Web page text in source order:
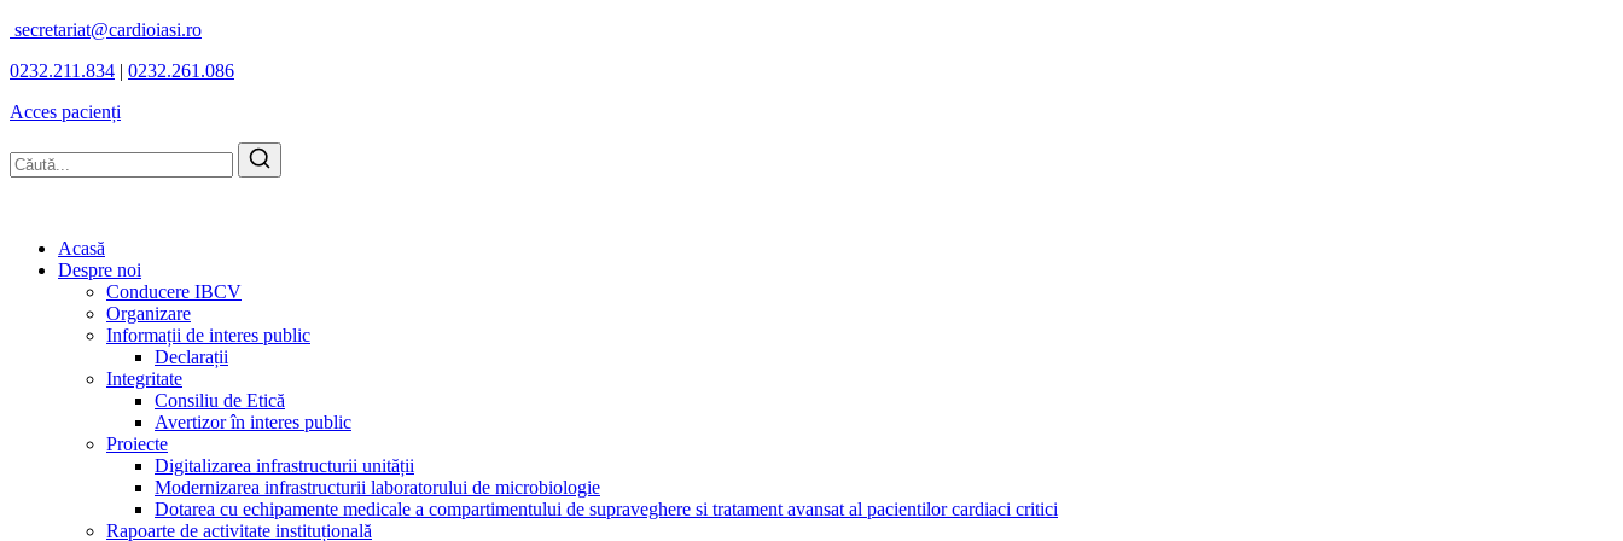
secretariat@cardioiasi.ro
0232.211.834 | 0232.261.086
Acces pacienți
Acasă
Despre noi
Conducere IBCV
Organizare
Informații de interes public
Declarații
Integritate
Consiliu de Etică
Avertizor în interes public
Proiecte
Digitalizarea infrastructurii unității
Modernizarea infrastructurii laboratorului de microbiologie
Dotarea cu echipamente medicale a compartimentului de supraveghere si tratament avansat al pacientilor cardiaci critici
Rapoarte de activitate instituțională